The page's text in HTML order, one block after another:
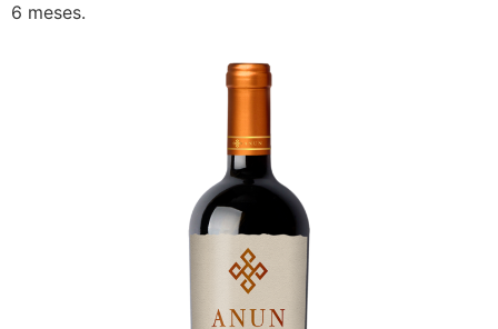
6 meses.